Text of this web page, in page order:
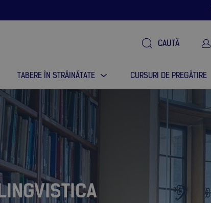
CAUTĂ
TABERE ÎN STRĂINĂTATE CURSURI DE PREGĂTIRE